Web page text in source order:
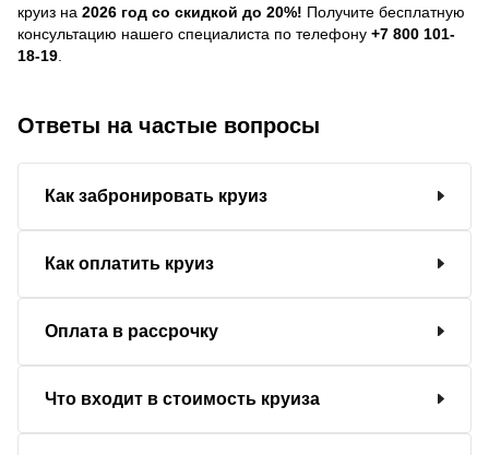
круиз на 2026 год со скидкой до 20%! Получите бесплатную
консультацию нашего специалиста по телефону +7 800 101-
18-19
Ответы на частые вопросы
Как забронировать круиз
Как оплатить круиз
Оплата в рассрочку
Что входит в стоимость круиза